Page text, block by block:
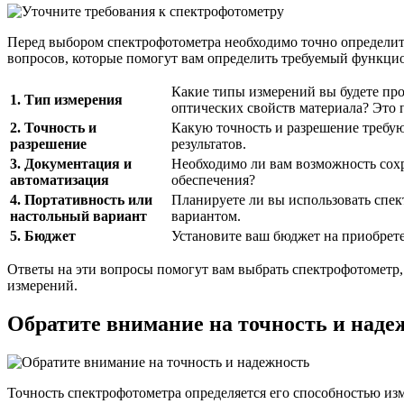
Перед выбором спектрофотометра необходимо точно
вопросов, которые помогут вам определить требуемый
1. Тип измерения
Какие типы измерений вы будете
оптических свойств материала?
2. Точность и
разрешение
Какую точность и разрешение
результатов.
3. Документация и
автоматизация
Необходимо ли вам возможность
обеспечения?
4. Портативность или
настольный вариант
Планируете ли вы использовать
вариантом.
5. Бюджет
Установите ваш бюджет на
Ответы на эти вопросы помогут вам выбрать
измерений.
Обратите внимание на точность и
Точность спектрофотометра определяется его способностью